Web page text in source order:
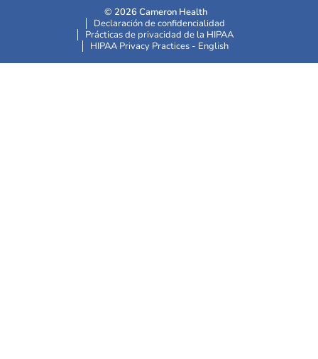
© 2026 Cameron Health
Declaración de confidencialidad
Prácticas de privacidad de la HIPAA
HIPAA Privacy Practices - English